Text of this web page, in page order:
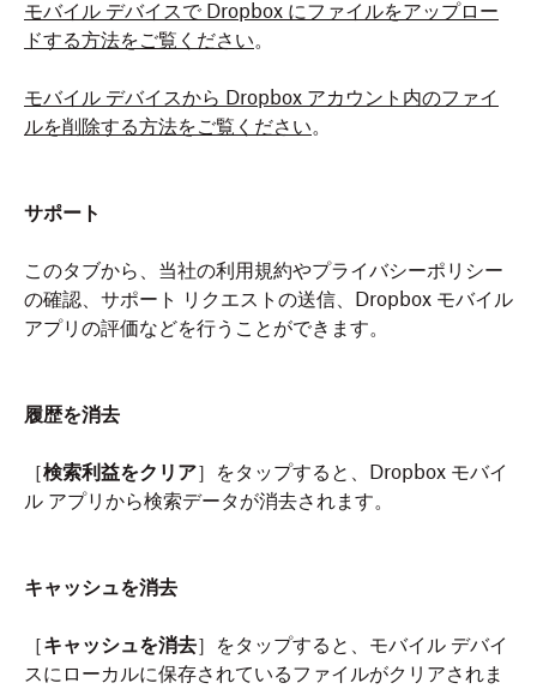
モバイル デバイスで Dropbox にファイルをアップロー
ドする方法をご覧ください。
モバイル デバイスから Dropbox アカウント内のファイ
ルを削除する方法をご覧ください。
サポート
このタブから、当社の利用規約やプライバシーポリシー
の確認、サポート リクエストの送信、Dropbox モバイル
アプリの評価などを行うことができます。
履歴を消去
［検索利益をクリア］をタップすると、Dropbox モバイ
ル アプリから検索データが消去されます。
キャッシュを消去
［キャッシュを消去］をタップすると、モバイル デバイ
スにローカルに保存されているファイルがクリアされま